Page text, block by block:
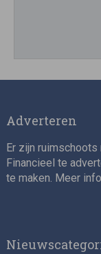
Director,
Adverteren
Er zijn
Financieel te
te maken. Meer